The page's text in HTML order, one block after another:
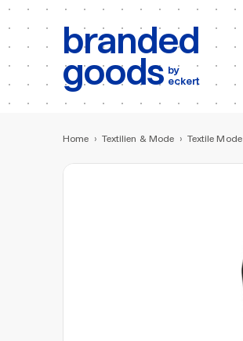
branded
goods by
eckert
b:
Home › Textilien & Mode › Textile Mode